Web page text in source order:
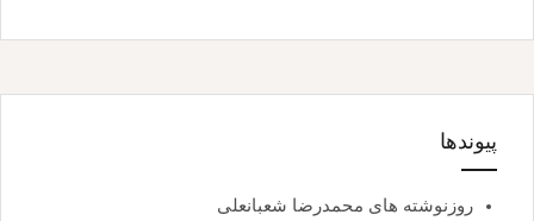
پیوندها
روزنوشته های محمدرضا شعبانعلی